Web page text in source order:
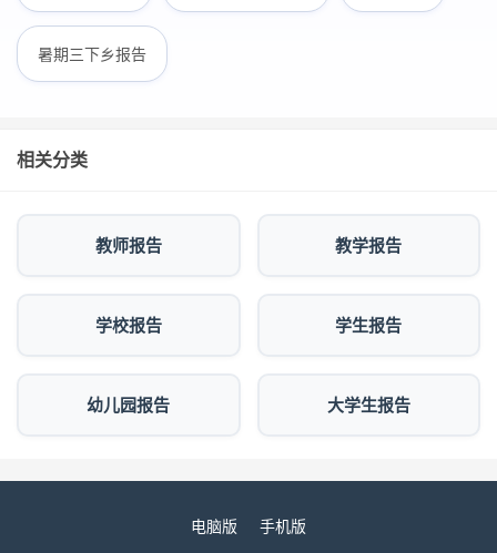
暑期三下乡报告
相关分类
教师报告 教学报告
学校报告 学生报告
幼儿园报告 大学生报告
电脑版 手机版